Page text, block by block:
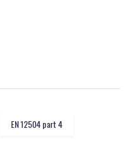
EN 12504 part 4